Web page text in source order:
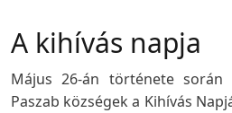
A kihívás napja
Május 26-án története során
Paszab községek a Kihívás